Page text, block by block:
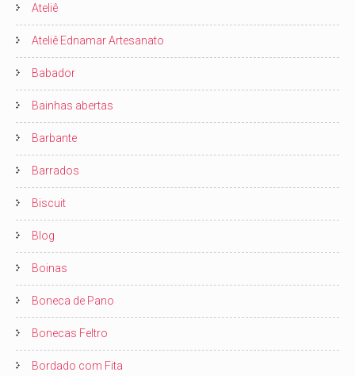
Ateliê
Ateliê Ednamar Artesanato
Babador
Bainhas abertas
Barbante
Barrados
Biscuit
Blog
Boinas
Boneca de Pano
Bonecas Feltro
Bordado com Fita